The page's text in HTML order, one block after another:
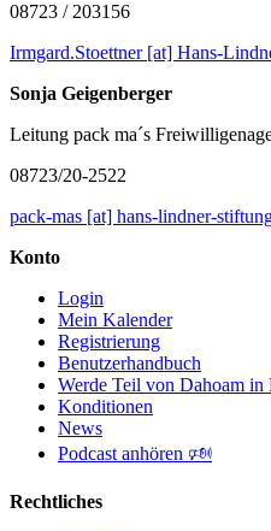
08723 / 203156
Irmgard.Stoettner [at] Hans-
Sonja Geigenberger
Leitung pack ma´s
08723/20-2522
pack-mas [at] hans-lindner-
Konto
Login
Mein Kalender
Registrierung
Benutzerhandbuch
Werde Teil von Dahoam in
Konditionen
News
Podcast anhören 🕬
Rechtliches